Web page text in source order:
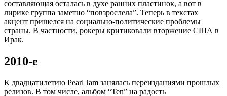
составляющая осталась в духе ранних пластинок, а вот в
лирике группа заметно “повзрослела”. Теперь в текстах
акцент пришелся на социально-политические проблемы
страны. В частности, рокеры критиковали вторжение США в
Ирак.
2010-е
К двадцатилетию Pearl Jam занялась переизданиями прошлых
релизов. В том числе, альбом “Ten” на радость